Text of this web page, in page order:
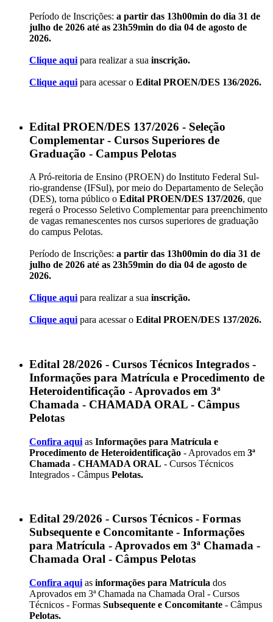
Período de Inscrições: a partir das 13h00min do dia 31 de
julho de 2026 até as 23h59min do dia 04 de agosto de
2026.
Clique aqui para realizar a sua inscrição.
Clique aqui para acessar o Edital PROEN/DES 136/2026.
Edital PROEN/DES 137/2026 - Seleção
Complementar - Cursos Superiores de
Graduação - Campus Pelotas
A Pró-reitoria de Ensino (PROEN) do Instituto Federal Sul-
rio-grandense (IFSul), por meio do Departamento de Seleção
(DES), torna público o Edital PROEN/DES 137/2026, que
regerá o Processo Seletivo Complementar para preenchimento
de vagas remanescentes nos cursos superiores de graduação
do campus Pelotas.
Período de Inscrições: a partir das 13h00min do dia 31 de
julho de 2026 até as 23h59min do dia 04 de agosto de
2026.
Clique aqui para realizar a sua inscrição.
Clique aqui para acessar o Edital PROEN/DES 137/2026.
Edital 28/2026 - Cursos Técnicos Integrados -
Informações para Matrícula e Procedimento de
Heteroidentificação - Aprovados em 3ª
Chamada - CHAMADA ORAL - Câmpus
Pelotas
Confira aqui as Informações para Matrícula e
Procedimento de Heteroidentificação - Aprovados em 3ª
Chamada - CHAMADA ORAL - Cursos Técnicos
Integrados - Câmpus Pelotas.
Edital 29/2026 - Cursos Técnicos - Formas
Subsequente e Concomitante - Informações
para Matrícula - Aprovados em 3ª Chamada -
Chamada Oral - Câmpus Pelotas
Confira aqui as informações para Matrícula dos
Aprovados em 3ª Chamada na Chamada Oral - Cursos
Técnicos - Formas Subsequente e Concomitante - Câmpus
Pelotas.